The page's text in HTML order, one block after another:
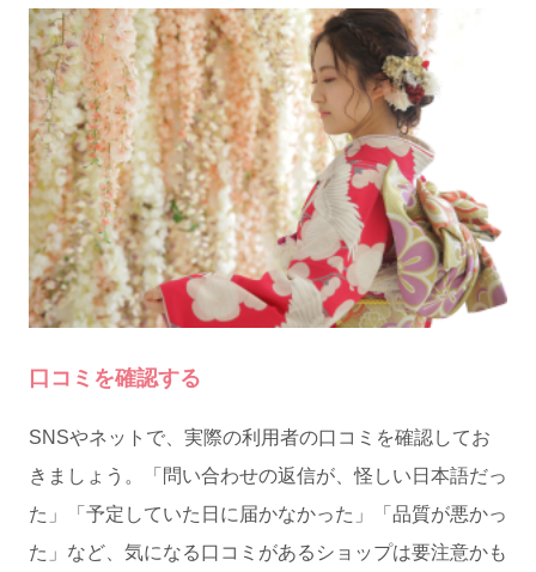
口コミを確認する
SNSやネットで、実際の利用者の口コミを確認してお
きましょう。「問い合わせの返信が、怪しい日本語だっ
た」「予定していた日に届かなかった」「品質が悪かっ
た」など、気になる口コミがあるショップは要注意かも